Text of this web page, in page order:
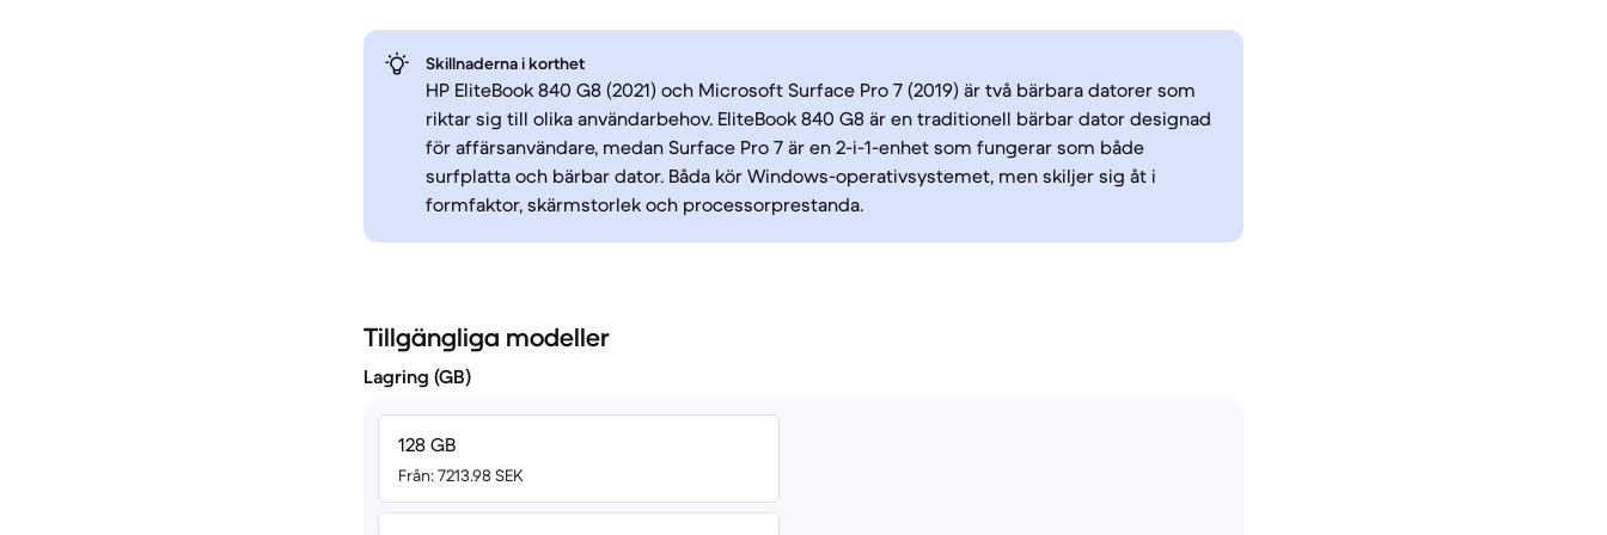
Skillnaderna i korthet
HP EliteBook 840 G8 (2021) och Microsoft Surface Pro 7 (2019) är två bärbara datorer som
riktar sig till olika användarbehov. EliteBook 840 G8 är en traditionell bärbar dator designad
för affärsanvändare, medan Surface Pro 7 är en 2-i-1-enhet som fungerar som både
surfplatta och bärbar dator. Båda kör Windows-operativsystemet, men skiljer sig åt i
formfaktor, skärmstorlek och processorprestanda.
Tillgängliga modeller
Lagring (GB)
128 GB
Från: 7213.98 SEK